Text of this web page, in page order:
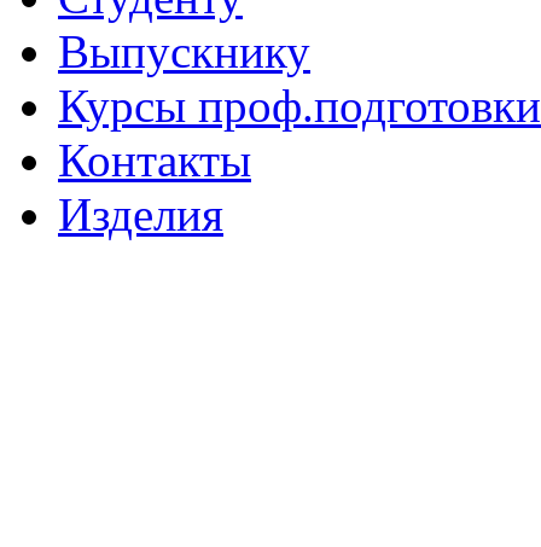
Выпускнику
Курсы проф.подготовки
Контакты
Изделия